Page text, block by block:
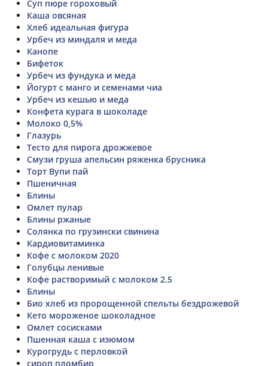
Суп пюре гороховый
Каша овсяная
Хлеб идеальная фигура
Урбеч из миндаля и меда
Канопе
Бифеток
Урбеч из фундука и меда
Йогурт с манго и семенами чиа
Урбеч из кешью и меда
Конфета курага в шоколаде
Молоко 0,5%
Глазурь
Тесто для пирога дрожжевое
Смузи груша апельсин ряженка брусника
Торт Вупи пай
Пшеничная
Блины
Омлет пулар
Блины ржаные
Солянка по грузински свинина
Кардиовитаминка
Кофе с молоком 2020
Голубцы ленивые
Кофе растворимый с молоком 2.5
Блины
Био хлеб из пророщенной спельты бездрожевой
Кето мороженое шоколадное
Омлет сосисками
Пшенная каша с изюмом
Курогрудь с перловкой
сироп пломбир